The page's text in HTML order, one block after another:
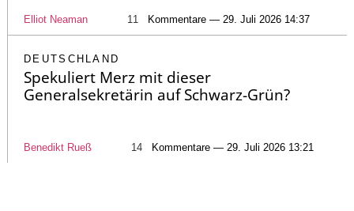
Elliot Neaman 11 Kommentare — 29. Juli 2026 14:37
DEUTSCHLAND
Spekuliert Merz mit dieser
Generalsekretärin auf Schwarz-Grün?
Benedikt Rueß 14 Kommentare — 29. Juli 2026 13:21